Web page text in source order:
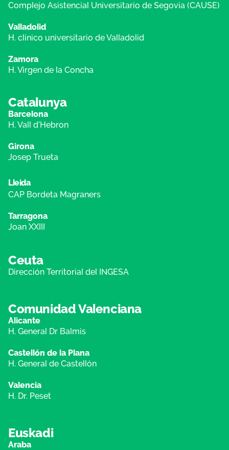
Complejo Asistencial Universitario de Segovia (CAUSE)
Valladolid
H. clínico universitario de Valladolid
Zamora
H. Virgen de la Concha
Catalunya
Barcelona
H. Vall d’Hebron
Girona
Josep Trueta
Lleida
CAP Bordeta Magraners
Tarragona
Joan XXIII
Ceuta
Dirección Territorial del INGESA
Comunidad Valenciana
Alicante
H. General Dr Balmis
Castellón de la Plana
H. General de Castellón
Valencia
H. Dr. Peset
Euskadi
Araba